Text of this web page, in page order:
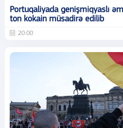
Portuqaliyada genişmiqyaslı
ton kokain müsadirə edilib
20:00